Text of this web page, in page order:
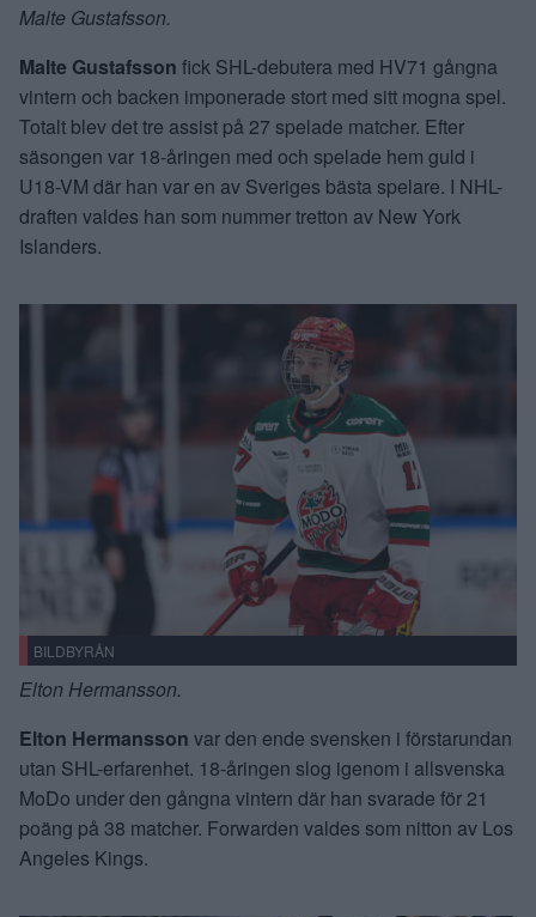
Malte Gustafsson.
Malte Gustafsson fick SHL-debutera med HV71 gångna
vintern och backen imponerade stort med sitt mogna spel.
Totalt blev det tre assist på 27 spelade matcher. Efter
säsongen var 18-åringen med och spelade hem guld i
U18-VM där han var en av Sveriges bästa spelare. I NHL-
draften valdes han som nummer tretton av New York
Islanders.
BILDBYRÅN
Elton Hermansson.
Elton Hermansson var den ende svensken i förstarundan
utan SHL-erfarenhet. 18-åringen slog igenom i allsvenska
MoDo under den gångna vintern där han svarade för 21
poäng på 38 matcher. Forwarden valdes som nitton av Los
Angeles Kings.